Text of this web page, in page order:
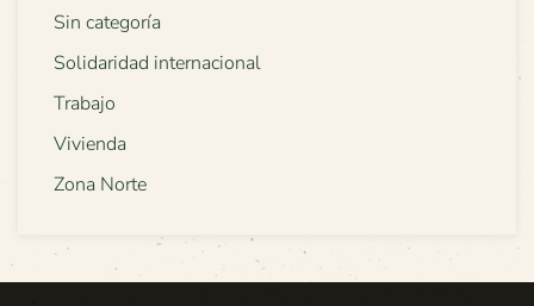
Sin categoría
Solidaridad internacional
Trabajo
Vivienda
Zona Norte